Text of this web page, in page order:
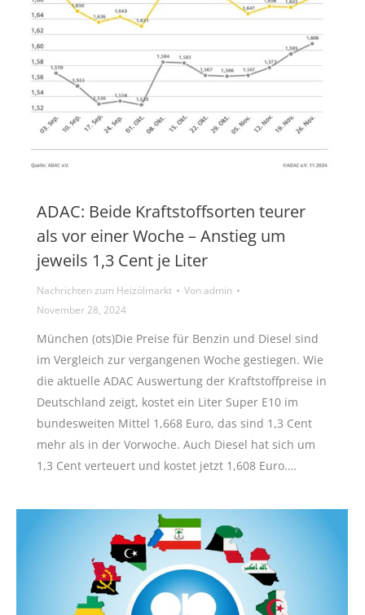
ADAC: Beide Kraftstoffsorten teurer
als vor einer Woche – Anstieg um
jeweils 1,3 Cent je Liter
Nachrichten zum Heizölmarkt Vonadmin
November 28, 2024
München (ots)Die Preise für Benzin und Diesel sind
im Vergleich zur vergangenen Woche gestiegen. Wie
die aktuelle ADAC Auswertung der Kraftstoffpreise in
Deutschland zeigt, kostet ein Liter Super E10 im
bundesweiten Mittel 1,668 Euro, das sind 1,3 Cent
mehr als in der Vorwoche. Auch Diesel hat sich um
1,3 Cent verteuert und kostet jetzt 1,608 Euro.…